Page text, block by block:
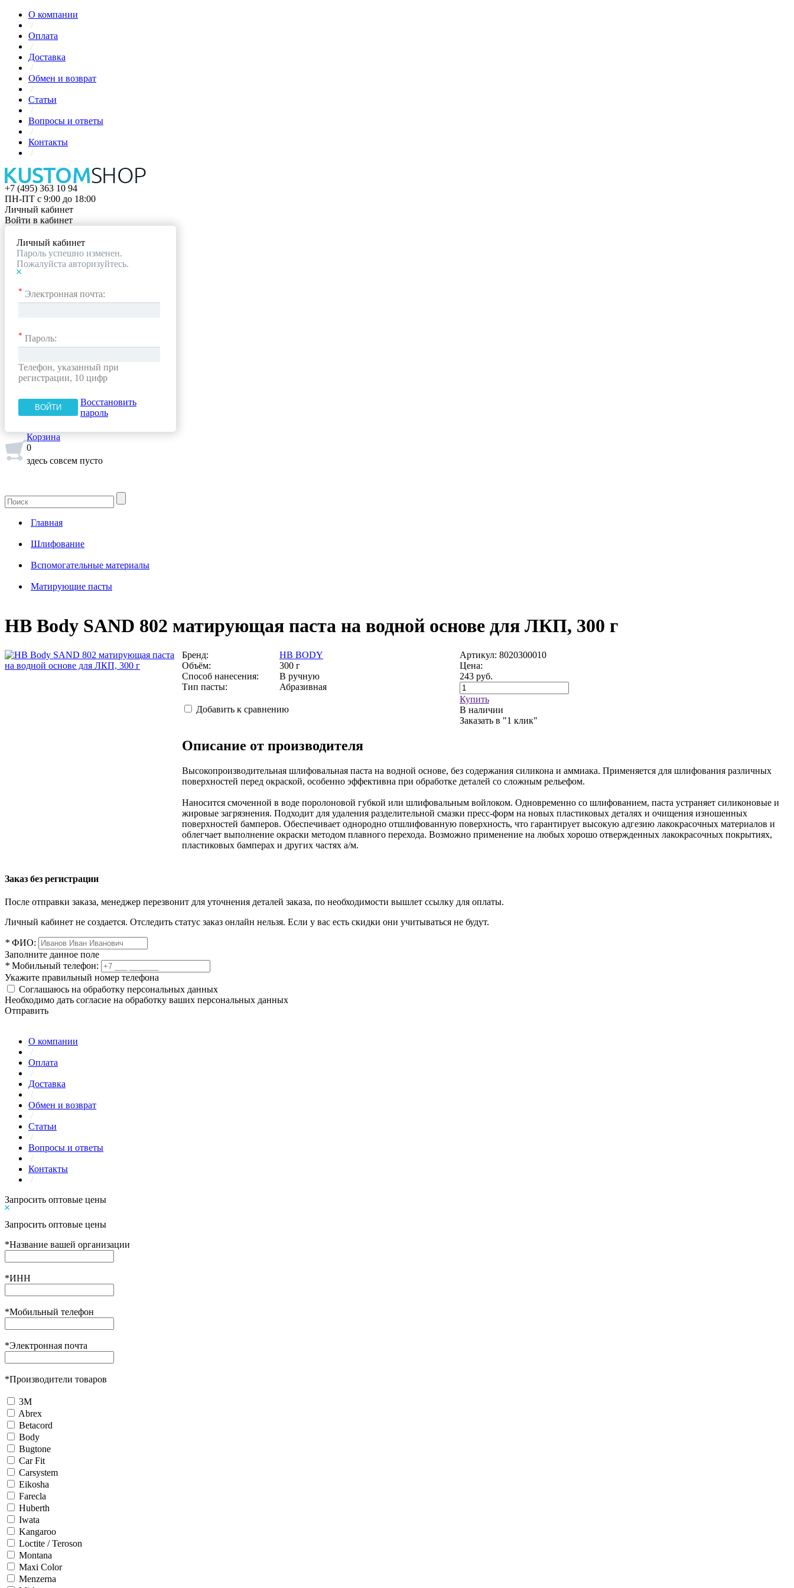
О компании
/
Оплата
/
Доставка
/
Обмен и возврат
/
Статьи
/
Вопросы и ответы
/
Контакты
/
+7 (495) 363 10 94
ПН-ПТ с 9:00 до 18:00
Личный кабинет
Войти в кабинет
Личный кабинет
Пароль успешно изменен.
Пожалуйста авторизуйтесь.
* Электронная почта:
* Пароль:
Телефон, указанный при
регистрации, 10 цифр
Восстановить
пароль
Корзина
0
здесь совсем пусто
Главная
Шлифование
Вспомогательные материалы
Матирующие пасты
HB Body SAND 802 матирующая паста на водной основе для ЛКП, 300 г
Бренд:
HB BODY
Объём:
300 г
Способ нанесения:
В ручную
Тип пасты:
Абразивная
Добавить к сравнению
Артикул: 8020300010
Цена:
243 руб.
Купить
В наличии
Заказать в "1 клик"
Описание от производителя
Высокопроизводительная шлифовальная паста на водной основе, без содержания силикона и аммиака. Применяется для шлифования различных
поверхностей перед окраской, особенно эффективна при обработке деталей со сложным рельефом.
Наносится смоченной в воде поролоновой губкой или шлифовальным войлоком. Одновременно со шлифованием, паста устраняет силиконовые и
жировые загрязнения. Подходит для удаления разделительной смазки пресс-форм на новых пластиковых деталях и очищения изношенных
поверхностей бамперов. Обеспечивает однородно отшлифованную поверхность, что гарантирует высокую адгезию лакокрасочных материалов и
облегчает выполнение окраски методом плавного перехода. Возможно применение на любых хорошо отвержденных лакокрасочных покрытиях,
пластиковых бамперах и других частях a/м.
Заказ без регистрации
После отправки заказа, менеджер перезвонит для уточнения деталей заказа, по необходимости вышлет ссылку для оплаты.
Личный кабинет не создается. Отследить статус заказ онлайн нельзя. Если у вас есть скидки они учитываться не будут.
* ФИО:
Заполните данное поле
* Мобильный телефон:
Укажите правильный номер телефона
Соглашаюсь на обработку персональных данных
Необходимо дать согласие на обработку ваших персональных данных
Отправить
О компании
/
Оплата
/
Доставка
/
Обмен и возврат
/
Статьи
/
Вопросы и ответы
/
Контакты
/
Запросить оптовые цены
Запросить оптовые цены
*Название вашей организации
*ИНН
*Мобильный телефон
*Электронная почта
*Производители товаров
3М
Abrex
Betacord
Body
Bugtone
Car Fit
Carsystem
Eikosha
Farecla
Huberth
Iwata
Kangaroo
Loctite / Teroson
Montana
Maxi Color
Menzerna